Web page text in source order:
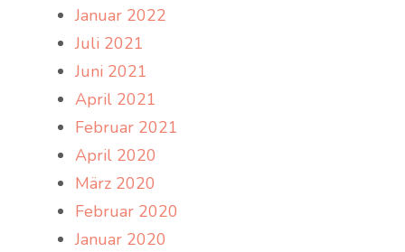
Januar 2022
Juli 2021
Juni 2021
April 2021
Februar 2021
April 2020
März 2020
Februar 2020
Januar 2020